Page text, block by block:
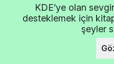
KDE’ye olan
desteklemek için
şeyler